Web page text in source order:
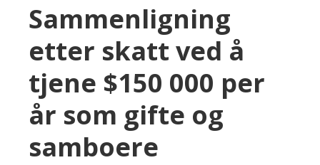
Sammenligning
etter skatt ved å
tjene $150 000 per
år som gifte og
samboere